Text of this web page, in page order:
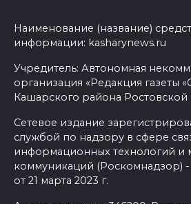
Наименование (название)
информации: kasharynews.ru
Учредитель: Автономная
организация «Редакция газеты
Кашарского района Ростовской
Сетевое издание
службой по надзору в сфере
информационных технологий и
коммуникаций (Роскомнадзор)
от 21 марта 2023 г.